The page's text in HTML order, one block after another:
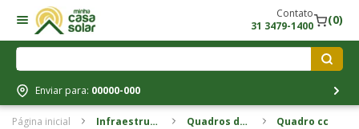
Contato
31 3479-1400
(0)
Enviar para: 00000-000
Página inicial
Infraestrutura
Quadros de
Quadro cc